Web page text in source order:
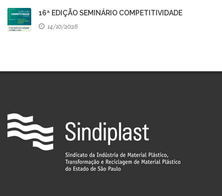
16ª EDIÇÃO SEMINÁRIO COMPETITIVIDADE
14/10/2026